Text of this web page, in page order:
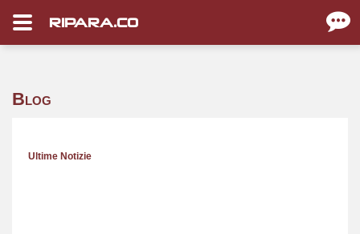
RIPARA.CO
Blog
Ultime Notizie